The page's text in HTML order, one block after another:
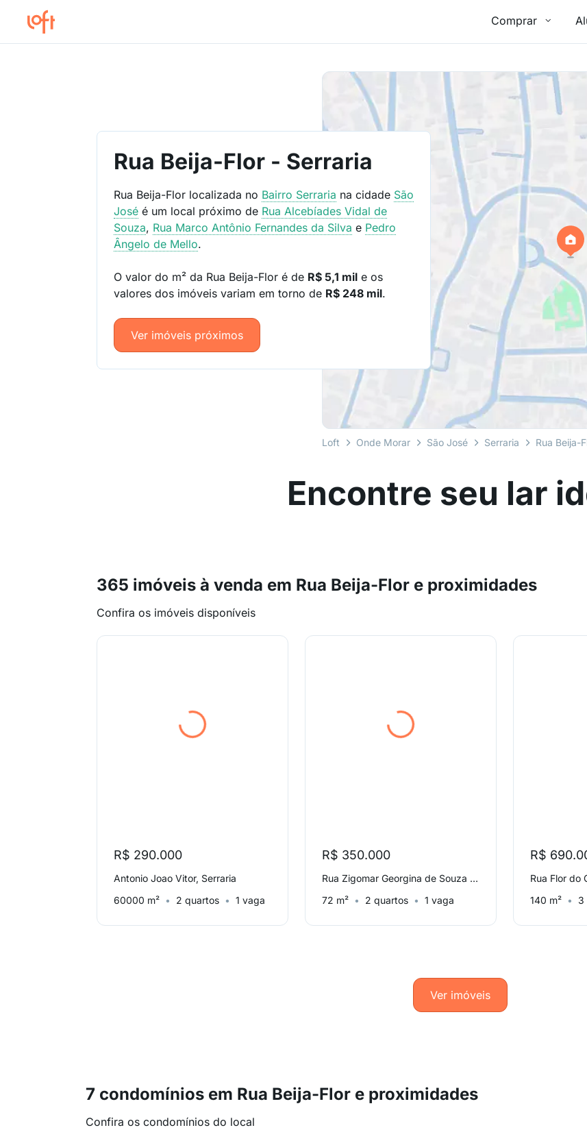
Comprar
Loft Onde Morar São José Serraria Rua Beija-
Rua Beija-Flor - Serraria
Rua Beija-Flor localizada no Bairro Serraria na cidade São
José é um local próximo de Rua Alcebíades Vidal de
Souza, Rua Marco Antônio Fernandes da Silva e Pedro
Ângelo de Mello.
O valor do m² da Rua Beija-Flor é de R$ 5,1 mil e os
valores dos imóveis variam em torno de R$ 248 mil.
Ver imóveis próximos
Encontre seu lar
365 imóveis à venda em Rua Beija-Flor e proximidades
Confira os imóveis disponíveis
R$ 290.000
Antonio Joao Vitor, Serraria
60000 m²
2 quartos 1 vaga
R$ 350.000
Rua Zigomar Georgina de Souza Silva, Areias
72 m²
2 quartos 1 vaga
R$
Rua Flor do
140 m²
3
Ver imóveis
7 condomínios em Rua Beija-Flor e proximidades
Confira os condomínios do local